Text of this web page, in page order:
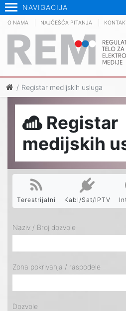
NAVIGACIJA
O NAMA NAJČEŠĆA PITANJA
Registar medijskih usluga
Registar
medijskih
Terestrijalni Kabl/Sat/IPTV
Naziv / Broj dozvole
Zona pokrivanja / raspodele
Dozvole